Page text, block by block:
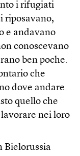
i rifugiati
riposavano,
e andavano
conoscevano
ben poche.
che
dove andare.
quello che
nei loro
Bielorussia